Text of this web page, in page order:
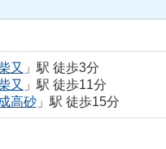
又 」駅 徒歩3分
又 」駅 徒歩11分
高砂」駅 徒歩15分